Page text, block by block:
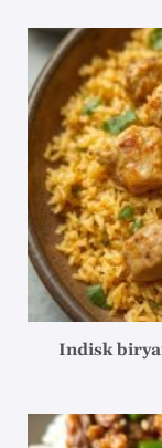
Indisk